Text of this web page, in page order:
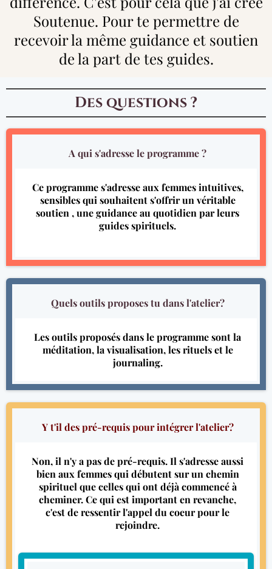
Soutenue. Pour te permettre de
recevoir la même guidance et soutien
de la part de tes guides.
Des questions ?
A qui s'adresse le programme ?
Ce programme s'adresse aux femmes intuitives,
sensibles qui souhaitent s'offrir un véritable
soutien , une guidance au quotidien par leurs
guides spirituels.
Quels outils proposes tu dans l'atelier?
Les outils proposés dans le programme sont la
méditation, la visualisation, les rituels et le
journaling.
Y t'il des pré-requis pour intégrer l'atelier?
Non, il n'y a pas de pré-requis. Il s'adresse aussi
bien aux femmes qui débutent sur un chemin
spirituel que celles qui ont déjà commencé à
cheminer. Ce qui est important en revanche,
c'est de ressentir l'appel du coeur pour le
rejoindre.